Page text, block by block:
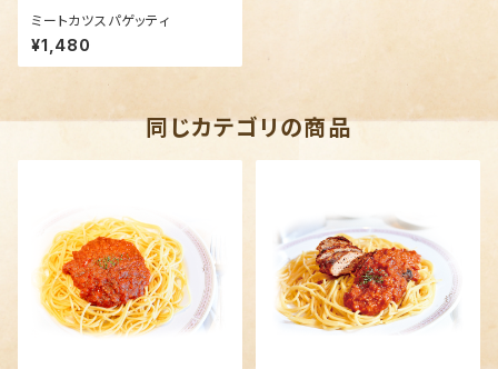
ミートカツスパゲッティ
¥1,480
同じカテゴリの商品